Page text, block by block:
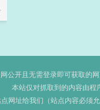
公开且无需登录即可获取的
本站仅对抓取到的内容由程
网址给我们（站点内容必须